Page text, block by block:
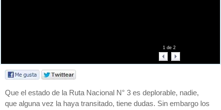
1de 2
Que el estado de la Ruta Nacional N° 3 es deplorable, nadie,
que alguna vez la haya transitado, tiene dudas. Sin embargo los